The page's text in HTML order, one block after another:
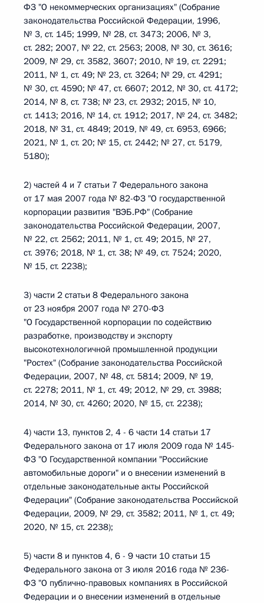
ФЗ "О некоммерческих организациях" (Собрание
законодательства Российской Федерации, 1996,
№ 3, ст. 145; 1999, № 28, ст. 3473; 2006, № 3,
ст. 282; 2007, № 22, ст. 2563; 2008, № 30, ст. 3616;
2009, № 29, ст. 3582, 3607; 2010, № 19, ст. 2291;
2011, № 1, ст. 49; № 23, ст. 3264; № 29, ст. 4291;
№ 30, ст. 4590; № 47, ст. 6607; 2012, № 30, ст. 4172;
2014, № 8, ст. 738; № 23, ст. 2932; 2015, № 10,
ст. 1413; 2016, № 14, ст. 1912; 2017, № 24, ст. 3482;
2018, № 31, ст. 4849; 2019, № 49, ст. 6953, 6966;
2021, № 1, ст. 20; № 15, ст. 2442; № 27, ст. 5179,
5180);
2) частей 4 и 7 статьи 7 Федерального закона
от 17 мая 2007 года № 82-ФЗ "О государственной
корпорации развития "ВЭБ.РФ" (Собрание
законодательства Российской Федерации, 2007,
№ 22, ст. 2562; 2011, № 1, ст. 49; 2015, № 27,
ст. 3976; 2018, № 1, ст. 38; № 49, ст. 7524; 2020,
№ 15, ст. 2238);
3) части 2 статьи 8 Федерального закона
от 23 ноября 2007 года № 270-ФЗ
"О Государственной корпорации по содействию
разработке, производству и экспорту
высокотехнологичной промышленной продукции
"Ростех" (Собрание законодательства Российской
Федерации, 2007, № 48, ст. 5814; 2009, № 19,
ст. 2278; 2011, № 1, ст. 49; 2012, № 29, ст. 3988;
2014, № 30, ст. 4260; 2020, № 15, ст. 2238);
4) части 13, пунктов 2, 4 - 6 части 14 статьи 17
Федерального закона от 17 июля 2009 года № 145-
ФЗ "О Государственной компании "Российские
автомобильные дороги" и о внесении изменений в
отдельные законодательные акты Российской
Федерации" (Собрание законодательства Российской
Федерации, 2009, № 29, ст. 3582; 2011, № 1, ст. 49;
2020, № 15, ст. 2238);
5) части 8 и пунктов 4, 6 - 9 части 10 статьи 15
Федерального закона от 3 июля 2016 года № 236-
ФЗ "О публично-правовых компаниях в Российской
Федерации и о внесении изменений в отдельные